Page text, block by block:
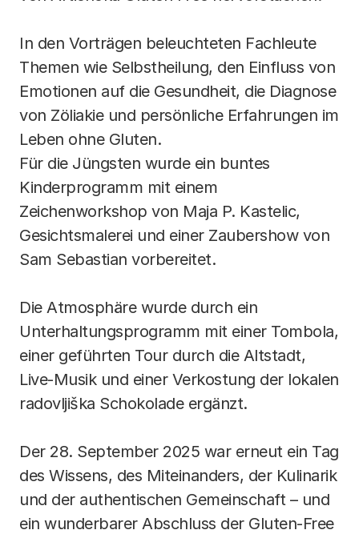
In den Vorträgen beleuchteten Fachleute
Themen wie Selbstheilung, den Einfluss von
Emotionen auf die Gesundheit, die Diagnose
von Zöliakie und persönliche Erfahrungen im
Leben ohne Gluten.
Für die Jüngsten wurde ein buntes
Kinderprogramm mit einem
Zeichenworkshop von Maja P. Kastelic,
Gesichtsmalerei und einer Zaubershow von
Sam Sebastian vorbereitet.
Die Atmosphäre wurde durch ein
Unterhaltungsprogramm mit einer Tombola,
einer geführten Tour durch die Altstadt,
Live-Musik und einer Verkostung der lokalen
radovljiška Schokolade ergänzt.
Der 28. September 2025 war erneut ein Tag
des Wissens, des Miteinanders, der Kulinarik
und der authentischen Gemeinschaft – und
ein wunderbarer Abschluss der Gluten-Free